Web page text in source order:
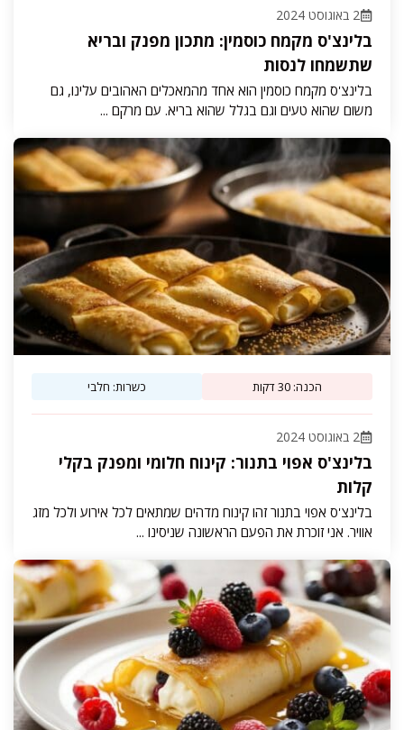
2 באוגוסט 2024
בלינצ'ס מקמח כוסמין: מתכון מפנק ובריא
שתשמחו לנסות
בלינצ'ס מקמח כוסמין הוא אחד מהמאכלים האהובים עלינו, גם
משום שהוא טעים וגם בגלל שהוא בריא. עם מרקם ...
הכנה: 30 דקות כשרות: חלבי
2 באוגוסט 2024
בלינצ'ס אפוי בתנור: קינוח חלומי ומפנק בקלי
קלות
בלינצ'ס אפוי בתנור זהו קינוח מדהים שמתאים לכל אירוע ולכל מזג
אוויר. אני זוכרת את הפעם הראשונה שניסינו ...